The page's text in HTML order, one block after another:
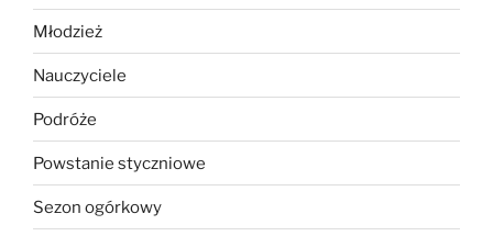
Młodzież
Nauczyciele
Podróże
Powstanie styczniowe
Sezon ogórkowy